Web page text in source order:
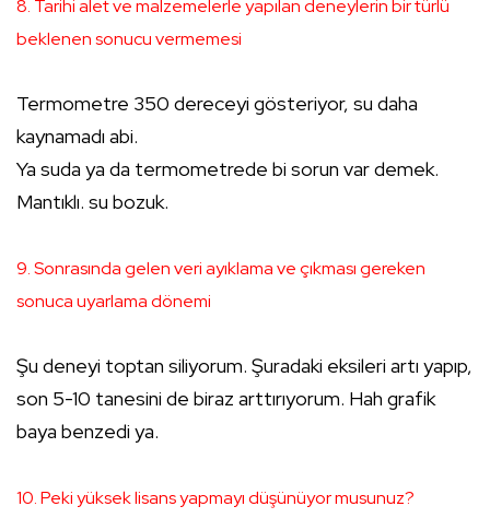
8. Tarihi alet ve malzemelerle yapılan deneylerin bir türlü
beklenen sonucu vermemesi
Termometre 350 dereceyi gösteriyor, su daha
kaynamadı abi.
Ya suda ya da termometrede bi sorun var demek.
Mantıklı. su bozuk.
9. Sonrasında gelen veri ayıklama ve çıkması gereken
sonuca uyarlama dönemi
Şu deneyi toptan siliyorum. Şuradaki eksileri artı yapıp,
son 5-10 tanesini de biraz arttırıyorum. Hah grafik
baya benzedi ya.
10. Peki yüksek lisans yapmayı düşünüyor musunuz?